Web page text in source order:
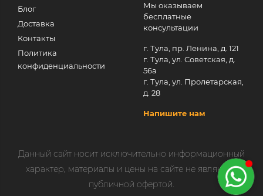
Блог
Доставка
Контакты
Политика
конфиденциальности
Мы оказываем
бесплатные
консультации
г. Тула, пр. Ленина, д. 121
г. Тула, ул. Советская, д.
56а
г. Тула, ул. Пролетарская,
д. 28
Напишите нам
Данный сайт носит исключительно информационный
характер, материалы и цены на сайте не являются
публичной офертой.